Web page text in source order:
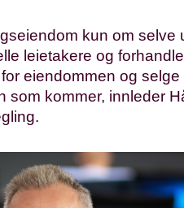
kun om selve
leietakere og
eiendommen og
som kommer, innleder